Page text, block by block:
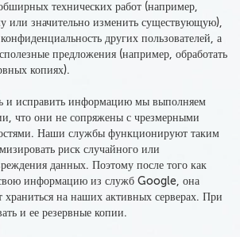
технических работ (например,
или значительно изменить существующую),
других пользователей, а
предложения (например, обработать
копиях).
и исправить информацию мы выполняем
что они не сопряжены с чрезмерными
Наши службы функционируют таким
риск случайного или
данных. Поэтому после того как
свою информацию из служб Google, она
храниться на наших активных серверах. При
и ее резервные копии.